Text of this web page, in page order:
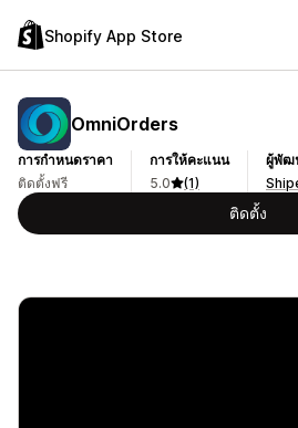
Shopify App Store
OmniOrders
การกำหนดราคา
ติดตั้งฟรี
การให้คะแนน
5.0
(1)
ผู้พัฒ
ติดตั้ง